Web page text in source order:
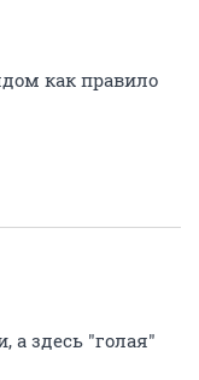
как правило
а здесь "голая"